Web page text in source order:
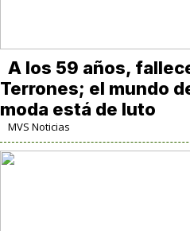
A los 59 años,
Terrones; el mundo
moda está de luto
MVS Noticias